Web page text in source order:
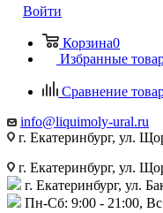
Войти
Корзина0
Избранные
Сравнение
info@liquimoly-ural.ru
г. Екатеринбург, ул.
г. Екатеринбург, ул.
г. Екатеринбург, ул.
Пн-Сб: 9:00 - 21:00,